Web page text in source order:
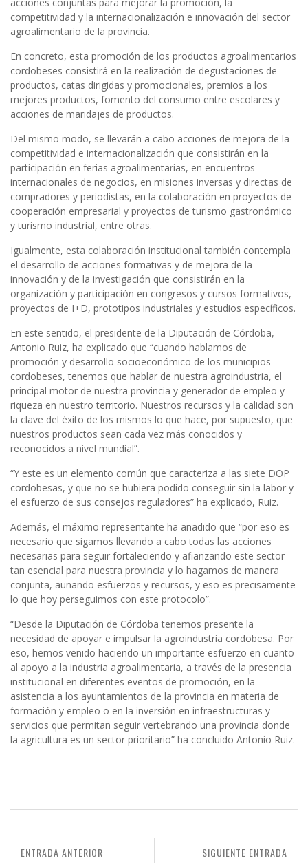
competitividad y la internacionalización e innovación del sector
agroalimentario de la provincia.
En concreto, esta promoción de los productos agroalimentarios
cordobeses consistirá en la realización de degustaciones de
productos, catas dirigidas y promocionales, premios a los
mejores productos, fomento del consumo entre escolares y
acciones de maridajes de productos.
Del mismo modo, se llevarán a cabo acciones de mejora de la
competitividad e internacionalización que consistirán en la
participación en ferias agroalimentarias, en encuentros
internacionales de negocios, en misiones inversas y directas de
compradores y periodistas, en la colaboración en proyectos de
cooperación empresarial y proyectos de turismo gastronómico
y turismo industrial, entre otras.
Igualmente, esta colaboración institucional también contempla
el desarrollo de acciones formativas y de mejora de la
innovación y de la investigación que consistirán en la
organización y participación en congresos y cursos formativos,
proyectos de I+D, prototipos industriales y estudios específicos.
En este sentido, el presidente de la Diputación de Córdoba,
Antonio Ruiz, ha explicado que “cuando hablamos de
promoción y desarrollo socioeconómico de los municipios
cordobeses, tenemos que hablar de nuestra agroindustria, el
principal motor de nuestra provincia y generador de empleo y
riqueza en nuestro territorio. Nuestros recursos y la calidad son
la clave del éxito de los mismos lo que hace, por supuesto, que
nuestros productos sean cada vez más conocidos y
reconocidos a nivel mundial”.
“Y este es un elemento común que caracteriza a las siete DOP
cordobesas, y que no se hubiera podido conseguir sin la labor y
el esfuerzo de sus consejos reguladores” ha explicado, Ruiz.
Además, el máximo representante ha añadido que “por eso es
necesario que sigamos llevando a cabo todas las acciones
necesarias para seguir fortaleciendo y afianzando este sector
tan esencial para nuestra provincia y lo hagamos de manera
conjunta, aunando esfuerzos y recursos, y eso es precisamente
lo que hoy perseguimos con este protocolo”.
“Desde la Diputación de Córdoba tenemos presente la
necesidad de apoyar e impulsar la agroindustria cordobesa. Por
eso, hemos venido haciendo un importante esfuerzo en cuanto
al apoyo a la industria agroalimentaria, a través de la presencia
institucional en diferentes eventos de promoción, en la
asistencia a los ayuntamientos de la provincia en materia de
formación y empleo o en la inversión en infraestructuras y
servicios que permitan seguir vertebrando una provincia donde
la agricultura es un sector prioritario” ha concluido Antonio Ruiz.
SIGUIENTE ENTRADA
ENTRADA ANTERIOR